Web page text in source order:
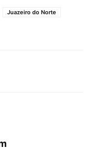
Juazeiro do Norte